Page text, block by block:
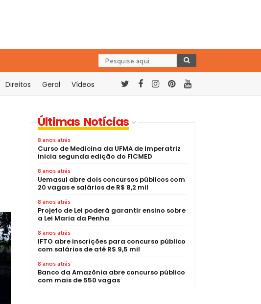
Direitos Geral Vídeos
Últimas Notícias
8 anos atrás
Curso de Medicina da UFMA de Imperatriz
inicia segunda edição do FICMED
8 anos atrás
Uemasul abre dois concursos públicos com
20 vagas e salários de R$ 8,2 mil
8 anos atrás
Projeto de Lei poderá garantir ensino sobre
a Lei Maria da Penha
8 anos atrás
IFTO abre inscrições para concurso público
com salários de até R$ 9,5 mil
8 anos atrás
Banco da Amazônia abre concurso público
com mais de 550 vagas